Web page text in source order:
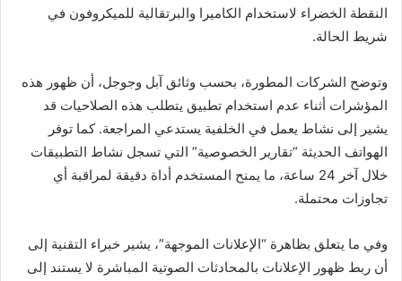
النقطة الخضراء لاستخدام الكاميرا والبرتقالية للميكروفون في
شريط الحالة.
وتوضح الشركات المطورة، بحسب وثائق آبل وجوجل، أن ظهور هذه
المؤشرات أثناء عدم استخدام تطبيق يتطلب هذه الصلاحيات قد
يشير إلى نشاط يعمل في الخلفية يستدعي المراجعة. كما توفر
الهواتف الحديثة “تقارير الخصوصية” التي تسجل نشاط التطبيقات
خلال آخر 24 ساعة، ما يمنح المستخدم أداة دقيقة لمراقبة أي
تجاوزات محتملة.
وفي ما يتعلق بظاهرة “الإعلانات الموجهة”، يشير خبراء التقنية إلى
أن ربط ظهور الإعلانات بالمحادثات الصوتية المباشرة لا يستند إلى